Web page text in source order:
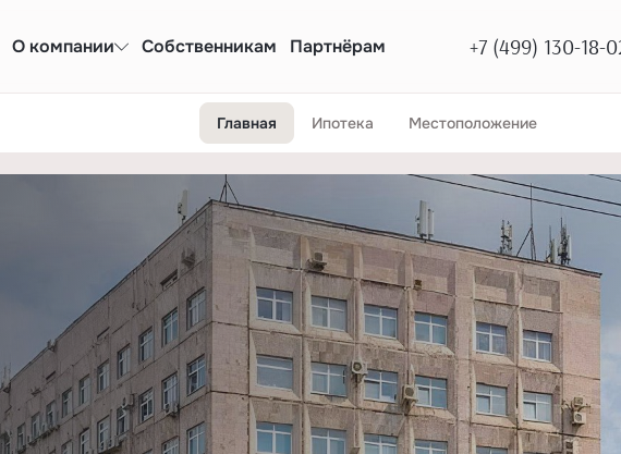
О компании Собственникам Партнёрам +7 (499) 130-18-
Главная Ипотека Местоположение